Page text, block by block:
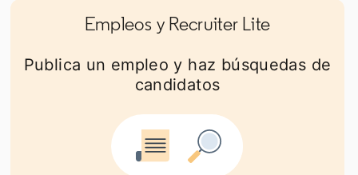
Empleos y Recruiter Lite
Publica un empleo y haz búsquedas de
candidatos